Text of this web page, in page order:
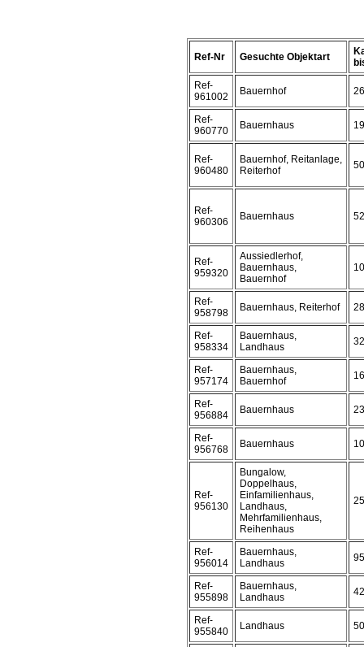
Ref-Nr Gesuchte Objektart
Ref-
961002
Bauernhof
Ref-
960770
Bauernhaus
Ref-
960480
Bauernhof, Reitanlage,
Reiterhof
Ref-
960306
Bauernhaus
Ref-
959320
Aussiedlerhof,
Bauernhaus,
Bauernhof
Ref-
958798
Bauernhaus, Reiterhof
Ref-
958334
Bauernhaus,
Landhaus
Ref-
957174
Bauernhaus,
Bauernhof
Ref-
956884
Bauernhaus
Ref-
956768
Bauernhaus
Ref-
956130
Bungalow,
Doppelhaus,
Einfamilienhaus,
Landhaus,
Mehrfamilienhaus,
Reihenhaus
Ref-
956014
Bauernhaus,
Landhaus
Ref-
955898
Bauernhaus,
Landhaus
Ref-
955840
Landhaus